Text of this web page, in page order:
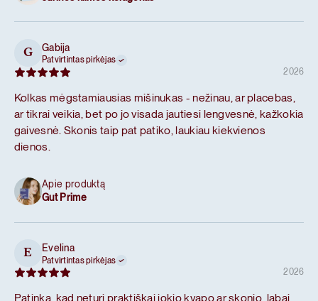
G Gabija
Patvirtintas pirkėjas
2026
Kolkas mėgstamiausias mišinukas - nežinau, ar placebas,
ar tikrai veikia, bet po jo visada jautiesi lengvesnė, kažkokia
gaivesnė. Skonis taip pat patiko, laukiau kiekvienos
dienos.
Apie produktą
Gut Prime
E Evelina
Patvirtintas pirkėjas
2026
Patinka, kad neturi praktiškai jokio kvapo ar skonio, labai